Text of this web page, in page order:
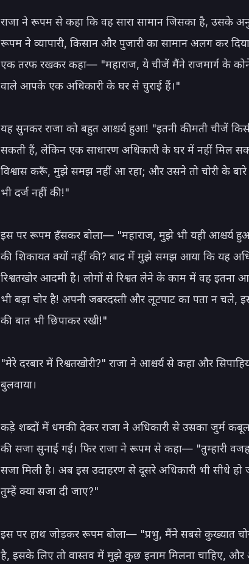
राजा ने रूपम से कहा कि वह सारा सामान जिसका है, उसके
रूपम ने व्यापारी, किसान और पुजारी का सामान अलग कर
एक तरफ रखकर कहा— "महाराज, ये चीजें मैंने राजमार्ग के
वाले आपके एक अधिकारी के घर से चुराई हैं।"
यह सुनकर राजा को बहुत आश्चर्य हुआ! "इतनी कीमती चीजें
सकती हैं, लेकिन एक साधारण अधिकारी के घर में नहीं मिल
विश्वास करूँ, मुझे समझ नहीं आ रहा; और उसने तो चोरी के बारे
भी दर्ज नहीं की!"
इस पर रूपम हँसकर बोला— "महाराज, मुझे भी यही आश्चर्य
की शिकायत क्यों नहीं की? बाद में मुझे समझ आया कि यह
रिश्वतखोर आदमी है। लोगों से रिश्वत लेने के काम में वह
भी बड़ा चोर है! अपनी जबरदस्ती और लूटपाट का पता न चले,
की बात भी छिपाकर रखी!"
"मेरे दरबार में रिश्वतखोरी?" राजा ने आश्चर्य से कहा और
बुलवाया।
कड़े शब्दों में धमकी देकर राजा ने अधिकारी से उसका जुर्म
की सजा सुनाई गई। फिर राजा ने रूपम से कहा— "तुम्हारी
सजा मिली है। अब इस उदाहरण से दूसरे अधिकारी भी सीधे हो
तुम्हें क्या सजा दी जाए?"
इस पर हाथ जोड़कर रूपम बोला— "प्रभु, मैंने सबसे कुख्यात
है, इसके लिए तो वास्तव में मुझे कुछ इनाम मिलना चाहिए,